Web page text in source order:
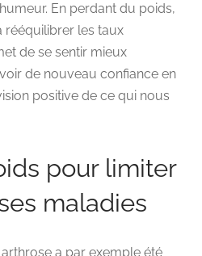
En perdant du poids,
rééquilibrer les taux
de se sentir mieux
de nouveau confiance en
positive de ce qui nous
pour limiter
maladies
a par exemple été